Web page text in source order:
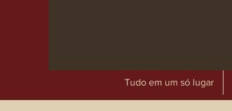
Tudo em um só lugar